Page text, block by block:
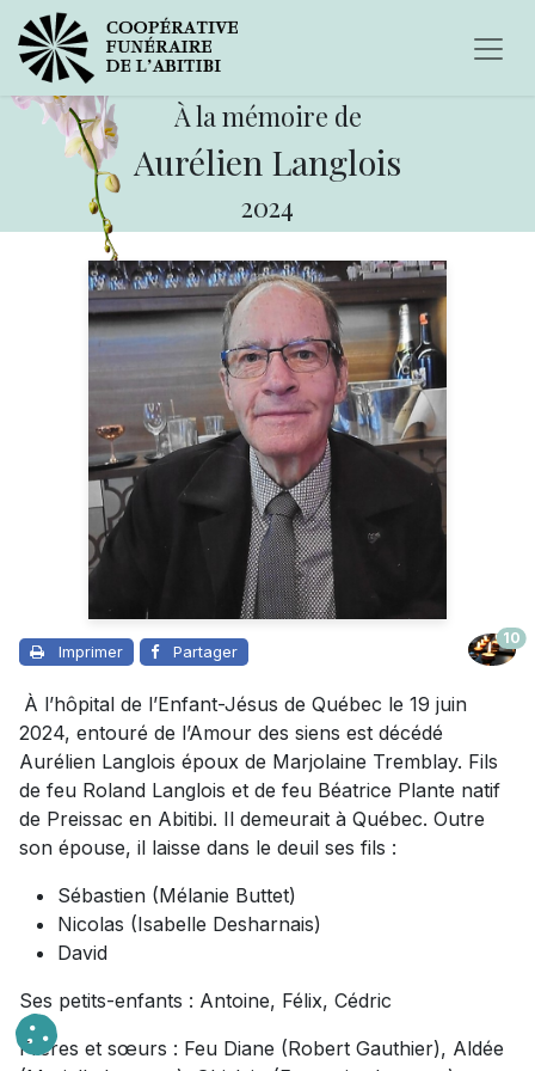
À la mémoire de
Aurélien Langlois
2024
Imprimer Partager
10
À l’hôpital de l’Enfant-Jésus de Québec le 19 juin
2024, entouré de l’Amour des siens est décédé
Aurélien Langlois époux de Marjolaine Tremblay. Fils
de feu Roland Langlois et de feu Béatrice Plante natif
de Preissac en Abitibi. Il demeurait à Québec. Outre
son épouse, il laisse dans le deuil ses fils :
Sébastien (Mélanie Buttet)
Nicolas (Isabelle Desharnais)
David
Ses petits-enfants : Antoine, Félix, Cédric
Frères et sœurs : Feu Diane (Robert Gauthier), Aldée